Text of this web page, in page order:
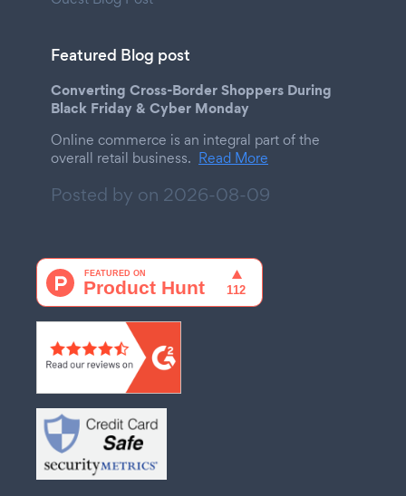
Featured Blog post
Converting Cross-Border Shoppers During
Black Friday & Cyber Monday
Online commerce is an integral part of the
overall retail business. Read More
Posted by on 2026-08-09